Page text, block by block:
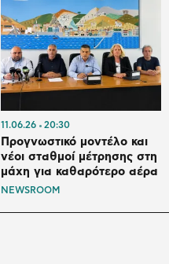
11.06.26 20:30
Προγνωστικό μοντέλο και
νέοι σταθμοί μέτρησης στη
μάχη για καθαρότερο αέρα
NEWSROOM